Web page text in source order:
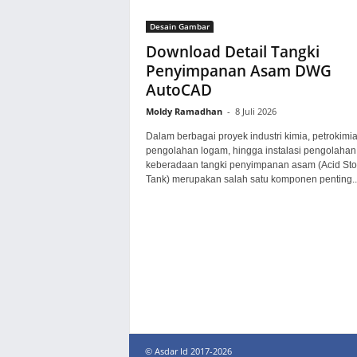
Desain Gambar
Download Detail Tangki
Penyimpanan Asam DWG
AutoCAD
Moldy Ramadhan - 8 Juli 2026
Dalam berbagai proyek industri kimia,
pengolahan logam, hingga instalasi pengolahan
keberadaan tangki penyimpanan asam (Acid
Tank) merupakan salah satu komponen
© Asdar Id 2017-2026